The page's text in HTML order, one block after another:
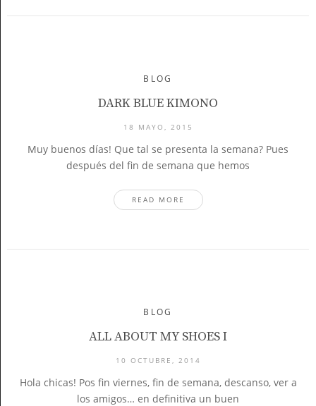
BLOG
DARK BLUE KIMONO
18 MAYO, 2015
Muy buenos días! Que tal se presenta la semana? Pues
después del fin de semana que hemos
READ MORE
BLOG
ALL ABOUT MY SHOES I
10 OCTUBRE, 2014
Hola chicas! Pos fin viernes, fin de semana, descanso, ver a
los amigos… en definitiva un buen